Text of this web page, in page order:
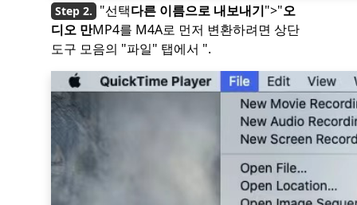
"선택다른 이름으로 내보내기">"오
디오 만MP4를 M4A로 먼저 변환하려면 상단
도구 모음의 "파일" 탭에서 ".